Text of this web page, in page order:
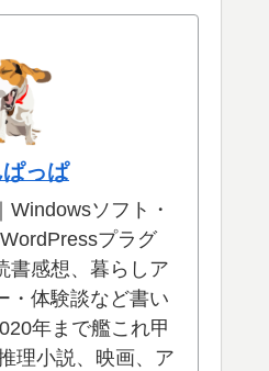
ぱっぱ
Windowsソフト・
プラグ
書感想、暮らしア
・体験談など書い
年まで艦これ甲
理小説、映画、ア